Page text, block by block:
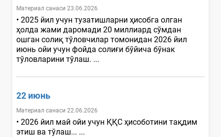
Материал санаси 23.06.2026
• 2025 йил учун тузатишларни ҳисобга олган
ҳолда жами даромади 20 миллиард сўмдан
ошган солиқ тўловчилар томонидан 2026 йил
июнь ойи учун фойда солиғи бўйича бўнак
тўловларини тўлаш. ...
22 июнь
Материал санаси 22.06.2026
• 2026 йил май ойи учун ҚҚС ҳисоботини тақдим
этиш ва тўлаш... ...